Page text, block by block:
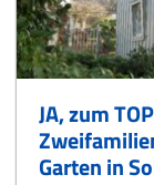
JA, zum
Garten in